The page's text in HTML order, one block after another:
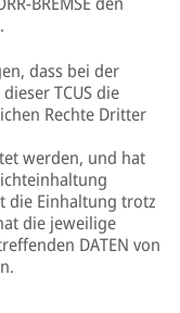
dass bei der
TCUS die
Rechte Dritter
werden, und hat
die Einhaltung trotz
die jeweilige
DATEN von